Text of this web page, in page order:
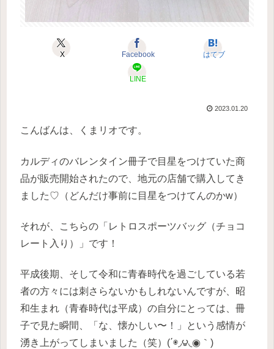
X Facebook はてブ
LINE
2023.01.20
こんばんは、くまリオです。
カルディのバレンタイン冊子で目星をつけていた商
品が販売開始されたので、地元の店舗で購入してき
ました♡（どんだけ事前に目星をつけてんのかw）
それが、こちらの「レトロスポーツバッグ（チョコ
レート入り）」です！
平成後期、そして令和に青春時代を過ごしている若
者の方々には刺さらないかもしれないんですが、昭
和生まれ（青春時代は平成）の自分にとっては、冊
子で見た瞬間、「な、懐かしい〜！」という感情が
湧き上がってしまいました（笑）(΄◉◞౪◟◉｀)